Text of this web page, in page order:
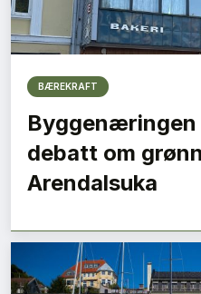
BÆREKRAFT
debatt om
Arendalsuka